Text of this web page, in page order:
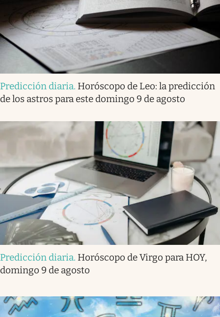
Predicción diaria. Horóscopo de Leo: la predicción
de los astros para este domingo 9 de agosto
Predicción diaria. Horóscopo de Virgo para HOY,
domingo 9 de agosto